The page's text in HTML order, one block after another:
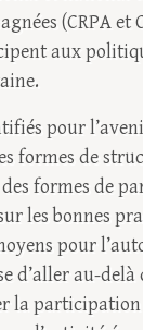
(CRPA et
aux
pour
formes de
formes de
les bonnes
pour
d’aller au-
la